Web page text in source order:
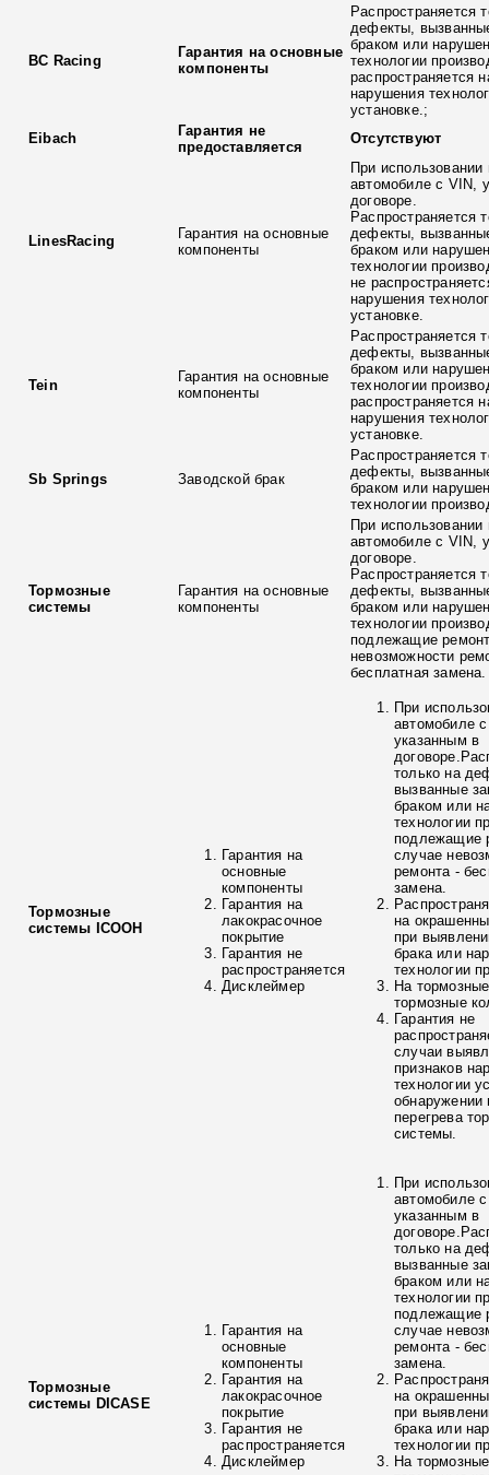
BC Racing
Гарантия на основные
компоненты
Распространяется
дефекты,
браком или
технологии
распространяется
нарушения
установке.;
Eibach
Гарантия не
предоставляется
Отсутствуют
LinesRacing
Гарантия на основные
компоненты
При использовании
автомобиле с VIN,
договоре.
Распространяется
дефекты,
браком или
технологии
не
нарушения
установке.
Tein
Гарантия на основные
компоненты
Распространяется
дефекты,
браком или
технологии
распространяется
нарушения
установке.
Sb Springs Заводской брак
Распространяется
дефекты,
браком или
технологии
Тормозные
системы
Гарантия на основные
компоненты
При использовании
автомобиле с VIN,
договоре.
Распространяется
дефекты,
браком или
технологии
подлежащие
невозможности
бесплатная замена.
Тормозные
системы ICOOH
Гарантия на
основные
компоненты
Гарантия на
лакокрасочное
покрытие
Гарантия не
распространяется
Дисклеймер
При
автомобиле
указанным в
только на
вызванные
браком или
технологии
подлежащие
случае
ремонта -
замена.
на
при
брака или
технологии
На
тормозные
Гарантия не
случаи
признаков
технологии
обнаружении
перегрева
системы.
Тормозные
системы DICASE
Гарантия на
основные
компоненты
Гарантия на
лакокрасочное
покрытие
Гарантия не
распространяется
Дисклеймер
При
автомобиле
указанным в
только на
вызванные
браком или
технологии
подлежащие
случае
ремонта -
замена.
на
при
брака или
технологии
На